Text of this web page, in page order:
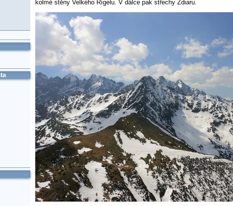
kolmé stěny Velkého Rígelu. V dálce pak střechy Ždiaru.